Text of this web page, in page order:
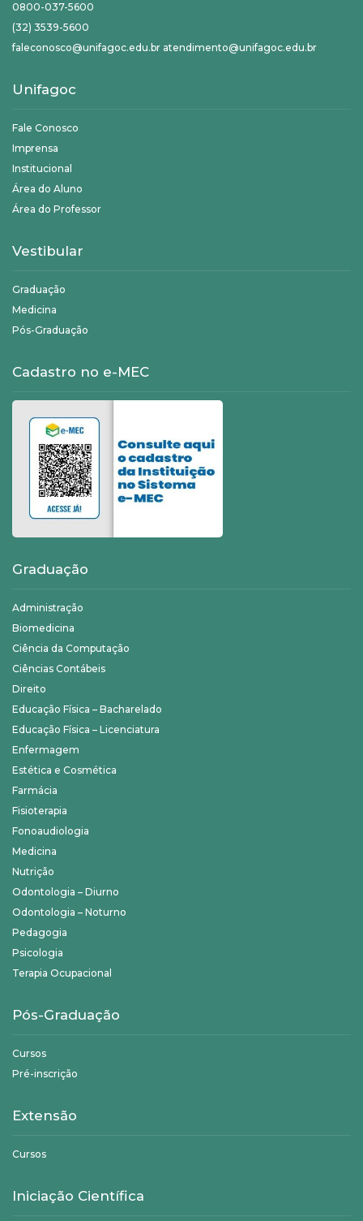
0800-037-5600
(32) 3539-5600
faleconosco@unifagoc.edu.br atendimento@unifagoc.edu.br
Unifagoc
Fale Conosco
Imprensa
Institucional
Área do Aluno
Área do Professor
Vestibular
Graduação
Medicina
Pós-Graduação
Cadastro no e-MEC
Graduação
Administração
Biomedicina
Ciência da Computação
Ciências Contábeis
Direito
Educação Física – Bacharelado
Educação Física – Licenciatura
Enfermagem
Estética e Cosmética
Farmácia
Fisioterapia
Fonoaudiologia
Medicina
Nutrição
Odontologia – Diurno
Odontologia – Noturno
Pedagogia
Psicologia
Terapia Ocupacional
Pós-Graduação
Cursos
Pré-inscrição
Extensão
Cursos
Iniciação Científica